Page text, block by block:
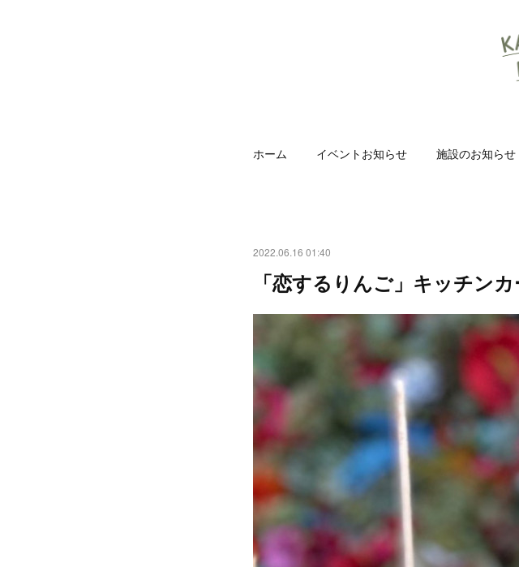
ホーム イベントお知らせ 施設のお知らせ
2022.06.16 01:40
「恋するりんご」キッチン